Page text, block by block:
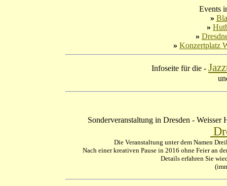
Events
»
»
»
» Konzertplatz
Infoseite für die -
Sonderveranstaltung in Dresden - Weisser
Die Veranstaltung unter dem Namen
Nach einer kreativen Pause in 2016 ohne Feier an
Details erfahren Sie